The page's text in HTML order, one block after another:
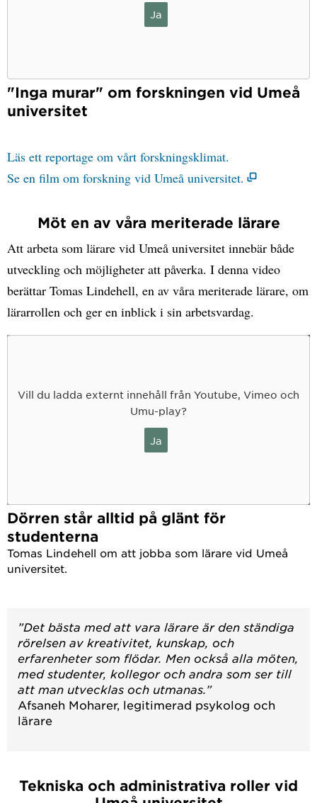
Ja
"Inga murar" om forskningen vid Umeå
universitet
Läs ett reportage om vårt forskningsklimat.
Se en film om forskning vid Umeå universitet.
Möt en av våra meriterade lärare
Att arbeta som lärare vid Umeå universitet innebär både
utveckling och möjligheter att påverka. I denna video
berättar Tomas Lindehell, en av våra meriterade lärare, om
lärarrollen och ger en inblick i sin arbetsvardag.
Vill du ladda externt innehåll från Youtube, Vimeo och
Umu-play?
Ja
Dörren står alltid på glänt för
studenterna
Tomas Lindehell om att jobba som lärare vid Umeå
universitet.
”Det bästa med att vara lärare är den ständiga
rörelsen av kreativitet, kunskap, och
erfarenheter som flödar. Men också alla möten,
med studenter, kollegor och andra som ser till
att man utvecklas och utmanas.”
Afsaneh Moharer, legitimerad psykolog och
lärare
Tekniska och administrativa roller vid